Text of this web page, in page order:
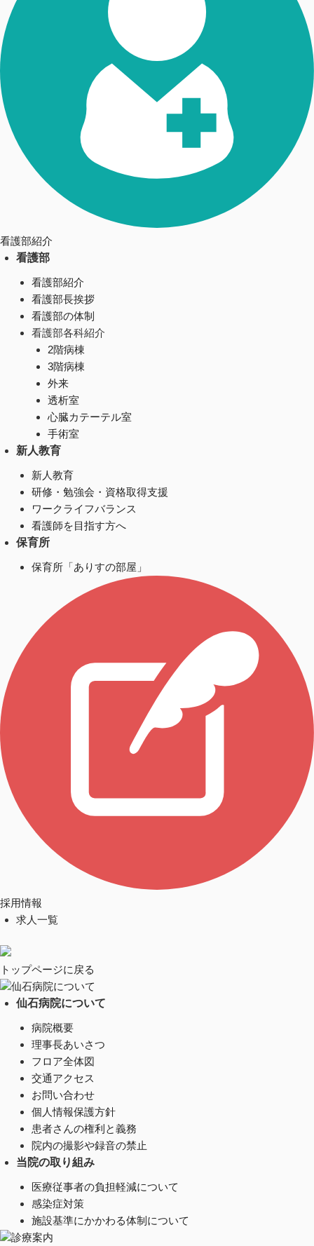
看護部紹介
看護部
看護部紹介
看護部長挨拶
看護部の体制
看護部各科紹介
2階病棟
3階病棟
外来
透析室
心臓カテーテル室
手術室
新人教育
新人教育
研修・勉強会・資格取得支援
ワークライフバランス
看護師を目指す方へ
保育所
保育所「ありすの部屋」
採用情報
求人一覧
トップページに戻る
仙石病院について
仙石病院について
病院概要
理事長あいさつ
フロア全体図
交通アクセス
お問い合わせ
個人情報保護方針
患者さんの権利と義務
院内の撮影や録音の禁止
当院の取り組み
医療従事者の負担軽減について
感染症対策
施設基準にかかわる体制について
診療案内